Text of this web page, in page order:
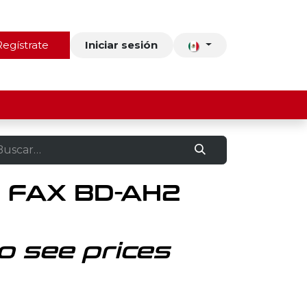
Contacto Iniciar sesión
FAX BD-AH2
see prices